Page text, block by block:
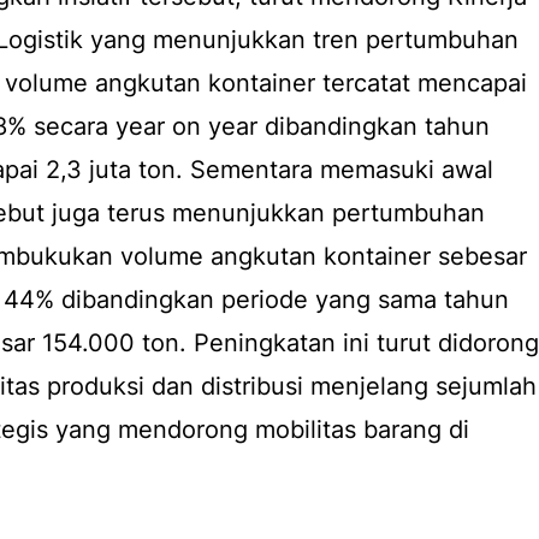
yang menunjukkan tren pertumbuhan
angkutan kontainer tercatat mencapai
secara year on year dibandingkan tahun
2,3 juta ton. Sementara memasuki awal
juga terus menunjukkan pertumbuhan
volume angkutan kontainer sebesar
dibandingkan periode yang sama tahun
154.000 ton. Peningkatan ini turut didorong
produksi dan distribusi menjelang sejumlah
yang mendorong mobilitas barang di